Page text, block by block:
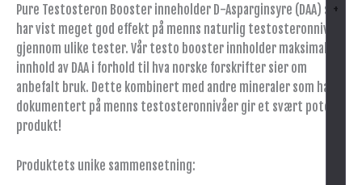
+
Pure Testosteron Booster inneholder D-Asparginsyre (DAA) som
har vist meget god effekt på menns naturlig testosteronnivåer
gjennom ulike tester. Vår testo booster innholder maksimalt
innhold av DAA i forhold til hva norske forskrifter sier om
anbefalt bruk. Dette kombinert med andre mineraler som har
dokumentert på menns testosteronnivåer gir et svært potent
produkt!
Produktets unike sammensetning: